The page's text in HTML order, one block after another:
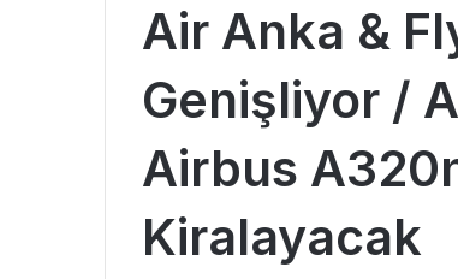
Air Anka &
Genişliyor /
Airbus
Kiralayacak